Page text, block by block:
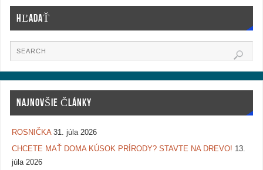
HĽADAŤ
NAJNOVŠIE ČLÁNKY
ROSNIČKA 31. júla 2026
CHCETE MAŤ DOMA KÚSOK PRÍRODY? STAVTE NA DREVO! 13.
júla 2026